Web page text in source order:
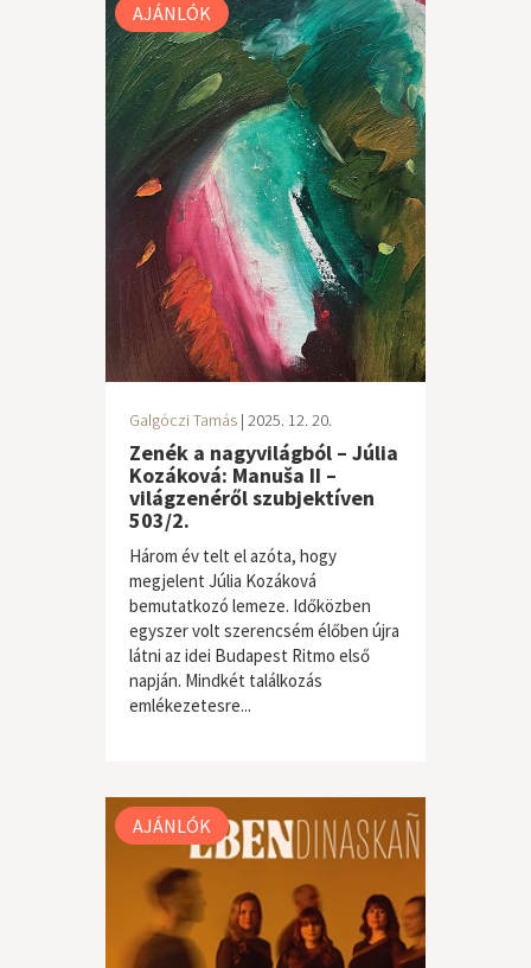
AJÁNLÓK
Galgóczi Tamás | 2025. 12. 20.
Zenék a nagyvilágból – Júlia
Kozáková: Manuša II –
világzenéről szubjektíven
503/2.
Három év telt el azóta, hogy
megjelent Júlia Kozáková
bemutatkozó lemeze. Időközben
egyszer volt szerencsém élőben újra
látni az idei Budapest Ritmo első
napján. Mindkét találkozás
emlékezetesre...
világzene / folk
AJÁNLÓK